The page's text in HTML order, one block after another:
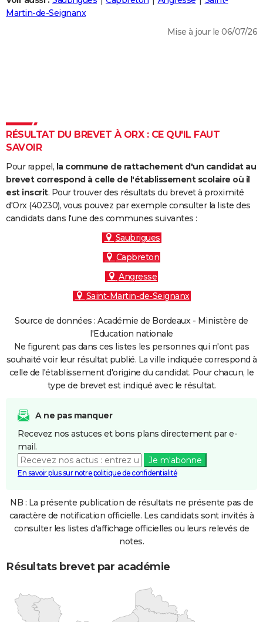
Destinations
City break
Voyage nature
Voyage de noces
Forum
Climat
+
PHOTO
Dictionnaire
Biographies
Citations
Expressions
Proverbes
PROGRAMME TV
S'inscrire
Se connecter
Lycées
Collèges
Primaires
Universités
Entreprises
Service militaire
Avis de recherche
AVIS DE DÉCÈS
FORUM
Martin-de-Seignanx
Mise à jour le 06/07/26
RÉSULTAT DU BREVET À ORX : CE QU'IL FAUT
SAVOIR
Pour rappel, la commune de rattachement d'un candidat au
brevet correspond à celle de l'établissement scolaire où il
est inscrit. Pour trouver des résultats du brevet à proximité
d'Orx (40230), vous pouvez par exemple consulter la liste des
candidats dans l'une des communes suivantes :
Saubrigues
Capbreton
Angresse
Saint-Martin-de-Seignanx
Source de données : Académie de Bordeaux - Ministère de
l'Education nationale
Ne figurent pas dans ces listes les personnes qui n'ont pas
souhaité voir leur résultat publié. La ville indiquée correspond à
celle de l'établissement d'origine du candidat. Pour chacun, le
type de brevet est indiqué avec le résultat.
A ne pas manquer
Recevez nos astuces et bons plans directement par e-
mail.
Je m'abonne
En savoir plus sur notre politique de confidentialité
NB : La présente publication de résultats ne présente pas de
caractère de notification officielle. Les candidats sont invités à
consulter les listes d'affichage officielles ou leurs relevés de
notes.
Résultats brevet par académie